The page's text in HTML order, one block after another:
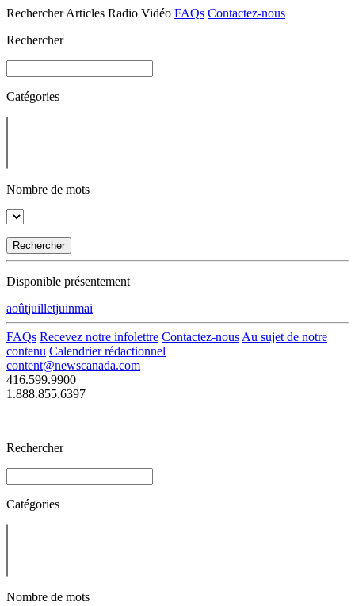
Rechercher Articles Radio Vidéo FAQs Contactez-nous
Rechercher
Catégories
Nombre de mots
Rechercher
Disponible présentement
aoûtjuilletjuinmai
FAQs Recevez notre infolettre Contactez-nous Au sujet de notre
contenu Calendrier rédactionnel
content@newscanada.com
416.599.9900
1.888.855.6397
Rechercher
Catégories
Nombre de mots